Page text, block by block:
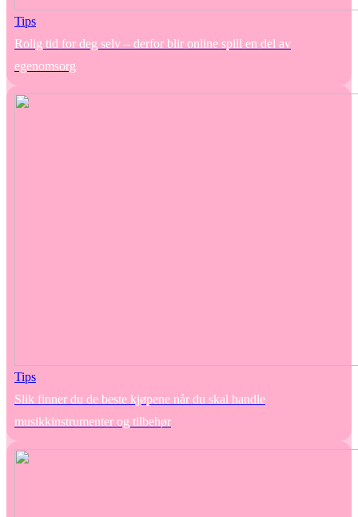
Tips
Rolig tid for deg selv – derfor blir online spill en del av
egenomsorg
Tips
Slik finner du de beste kjøpene når du skal handle
musikkinstrumenter og tilbehør